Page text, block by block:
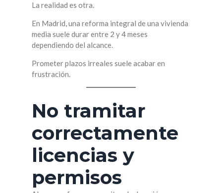
La realidad es otra.
En Madrid, una reforma integral de una vivienda
media suele durar entre 2 y 4 meses
dependiendo del alcance.
Prometer plazos irreales suele acabar en
frustración.
No tramitar
correctamente
licencias y
permisos